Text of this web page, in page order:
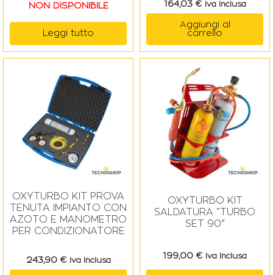
NON DISPONIBILE
Leggi tutto
164,03 € Iva Inclusa
Aggiungi al
carrello
OXYTURBO KIT PROVA
TENUTA IMPIANTO CON
AZOTO E MANOMETRO
PER CONDIZIONATORE
243,90 € Iva Inclusa
OXYTURBO KIT
SALDATURA “TURBO
SET 90”
199,00 € Iva Inclusa